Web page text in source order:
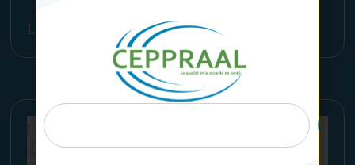
Lire l'article >